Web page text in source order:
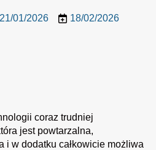
21/01/2026
18/02/2026
coraz trudniej
jest powtarzalna,
i w dodatku całkowicie możliwa